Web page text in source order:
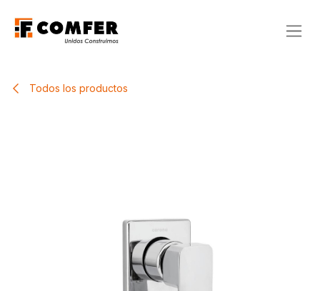
Todos los productos